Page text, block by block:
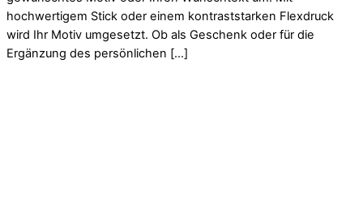
hochwertigem Stick oder einem kontraststarken Flexdruck
wird Ihr Motiv umgesetzt. Ob als Geschenk oder für die
Ergänzung des persönlichen […]